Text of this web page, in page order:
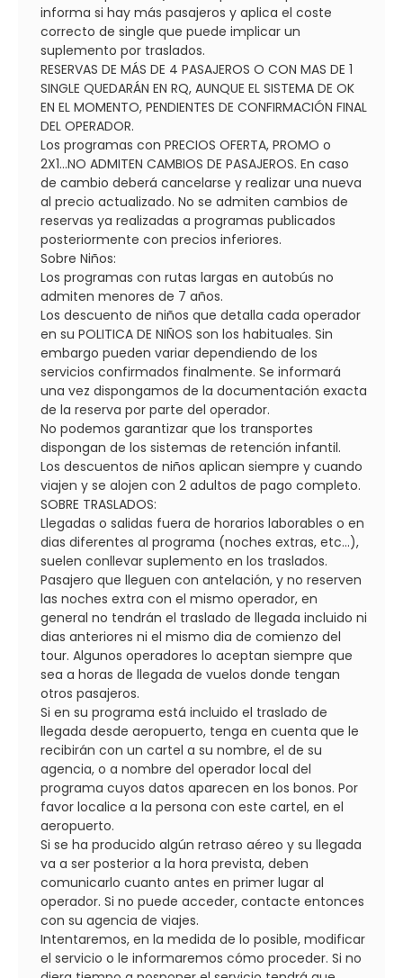
informa si hay más pasajeros y aplica el coste
correcto de single que puede implicar un
suplemento por traslados.
RESERVAS DE MÁS DE 4 PASAJEROS O CON MAS DE 1
SINGLE QUEDARÁN EN RQ, AUNQUE EL SISTEMA DE OK
EN EL MOMENTO, PENDIENTES DE CONFIRMACIÓN FINAL
DEL OPERADOR.
Los programas con PRECIOS OFERTA, PROMO o
2X1...NO ADMITEN CAMBIOS DE PASAJEROS. En caso
de cambio deberá cancelarse y realizar una nueva
al precio actualizado. No se admiten cambios de
reservas ya realizadas a programas publicados
posteriormente con precios inferiores.
Sobre Niños:
Los programas con rutas largas en autobús no
admiten menores de 7 años.
Los descuento de niños que detalla cada operador
en su POLITICA DE NIÑOS son los habituales. Sin
embargo pueden variar dependiendo de los
servicios confirmados finalmente. Se informará
una vez dispongamos de la documentación exacta
de la reserva por parte del operador.
No podemos garantizar que los transportes
dispongan de los sistemas de retención infantil.
Los descuentos de niños aplican siempre y cuando
viajen y se alojen con 2 adultos de pago completo.
SOBRE TRASLADOS:
Llegadas o salidas fuera de horarios laborables o en
dias diferentes al programa (noches extras, etc...),
suelen conllevar suplemento en los traslados.
Pasajero que lleguen con antelación, y no reserven
las noches extra con el mismo operador, en
general no tendrán el traslado de llegada incluido ni
dias anteriores ni el mismo dia de comienzo del
tour. Algunos operadores lo aceptan siempre que
sea a horas de llegada de vuelos donde tengan
otros pasajeros.
Si en su programa está incluido el traslado de
llegada desde aeropuerto, tenga en cuenta que le
recibirán con un cartel a su nombre, el de su
agencia, o a nombre del operador local del
programa cuyos datos aparecen en los bonos. Por
favor localice a la persona con este cartel, en el
aeropuerto.
Si se ha producido algún retraso aéreo y su llegada
va a ser posterior a la hora prevista, deben
comunicarlo cuanto antes en primer lugar al
operador. Si no puede acceder, contacte entonces
con su agencia de viajes.
Intentaremos, en la medida de lo posible, modificar
el servicio o le informaremos cómo proceder. Si no